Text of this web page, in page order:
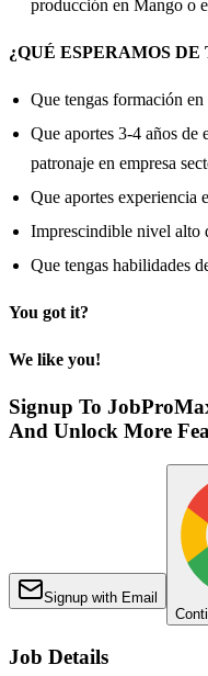
producción en Mango o
¿QUÉ ESPERAMOS DE
Que tengas formación
Que aportes 3-4 años de
patronaje en empresa
Que aportes experiencia
Imprescindible nivel alto
Que tengas habilidades
You got it?
We like you!
Signup To
And Unlock More
Signup with Email
Job Details